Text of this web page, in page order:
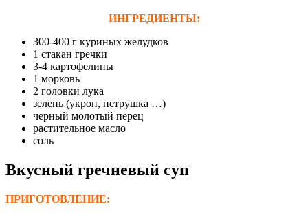
ИНГРЕДИЕНТЫ:
300-400 г куриных желудков
1 стакан гречки
3-4 картофелины
1 морковь
2 головки лука
зелень (укроп, петрушка …)
черный молотый перец
растительное масло
соль
Вкусный гречневый суп
ПРИГОТОВЛЕНИЕ: